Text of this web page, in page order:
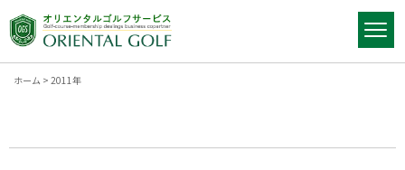
ホーム > 2011年